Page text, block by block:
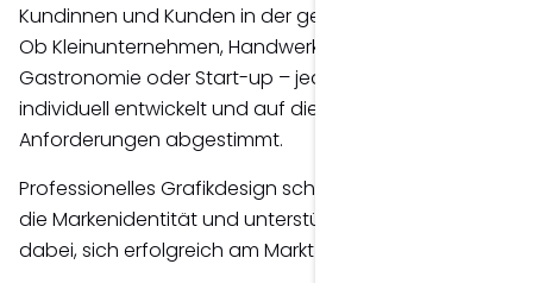
Kundinnen und Kunden in der gesamten Steiermark.
Ob Kleinunternehmen, Handwerksbetrieb,
Gastronomie oder Start-up – jedes Projekt wird
individuell entwickelt und auf die jeweiligen
Anforderungen abgestimmt.
Professionelles Grafikdesign schafft Vertrauen, stärkt
die Markenidentität und unterstützt Unternehmen
dabei, sich erfolgreich am Markt zu positionieren.